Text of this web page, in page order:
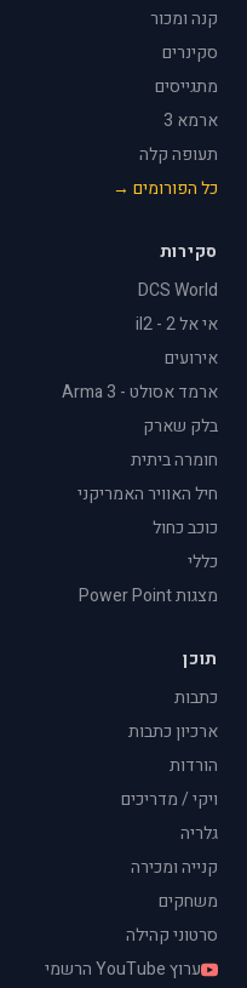
קנה ומכור
סקינרים
מתגייסים
ארמא 3
תעופה קלה
כל הפורומים →
סקירות
DCS World
אי אל 2 - il2
אירועים
ארמד אסולט - Arma 3
בלק שארק
חומרה ביתית
חיל האוויר האמריקני
כוכב כחול
כללי
מצגות Power Point
תוכן
כתבות
ארכיון כתבות
הורדות
ויקי / מדריכים
גלריה
קנייה ומכירה
משחקים
סרטוני קהילה
ערוץ YouTube הרשמי